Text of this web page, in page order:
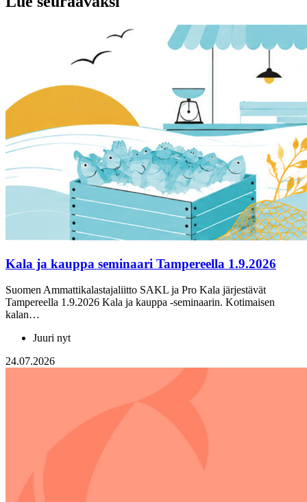
Kala ja kauppa seminaari Tampereella 1.9.2026
Suomen Ammattikalastajaliitto SAKL ja Pro Kala järjestävät
Tampereella 1.9.2026 Kala ja kauppa -seminaarin. Kotimaisen
kalan…
Juuri nyt
24.07.2026